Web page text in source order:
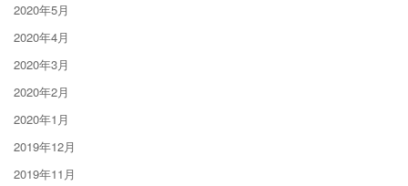
2020年5月
2020年4月
2020年3月
2020年2月
2020年1月
2019年12月
2019年11月